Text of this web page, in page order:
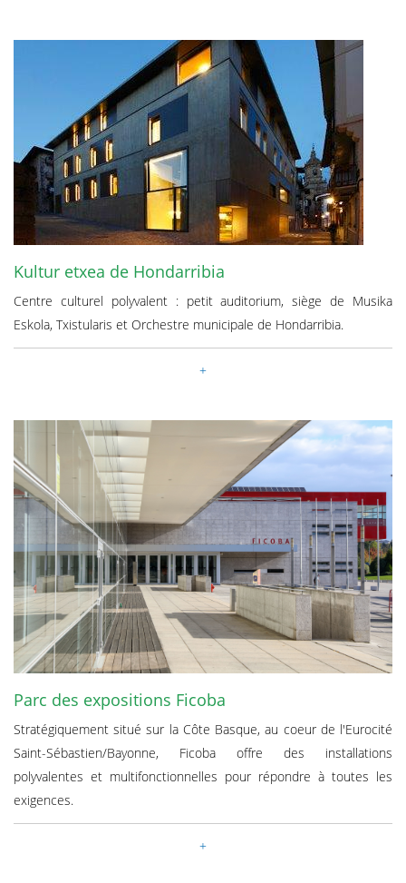
Kultur etxea de Hondarribia
Centre culturel polyvalent : petit auditorium, siège de Musika
Eskola, Txistularis et Orchestre municipale de Hondarribia.
Parc des expositions Ficoba
Stratégiquement situé sur la Côte Basque, au coeur de l'Eurocité
Saint-Sébastien/Bayonne, Ficoba offre des installations
polyvalentes et multifonctionnelles pour répondre à toutes les
exigences.